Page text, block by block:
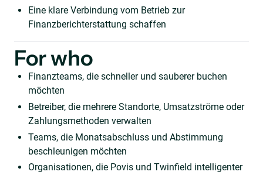
Eine klare Verbindung vom Betrieb zur
Finanzberichterstattung schaffen
For who
Finanzteams, die schneller und sauberer buchen
möchten
Betreiber, die mehrere Standorte, Umsatzströme oder
Zahlungsmethoden verwalten
Teams, die Monatsabschluss und Abstimmung
beschleunigen möchten
Organisationen, die Povis und Twinfield intelligenter